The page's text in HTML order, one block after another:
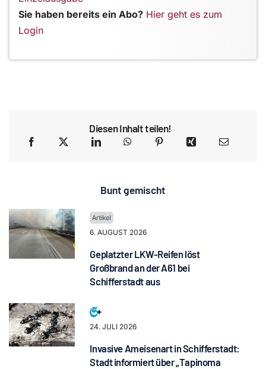
Sie haben bereits ein Abo? Hier geht es zum
Login
Diesen Inhalt teilen!
Bunt gemischt
6. AUGUST 2026
Geplatzter LKW-Reifen löst
Großbrand an der A61 bei
Schifferstadt aus
24. JULI 2026
Invasive Ameisenart in Schifferstadt:
Stadt informiert über „Tapinoma